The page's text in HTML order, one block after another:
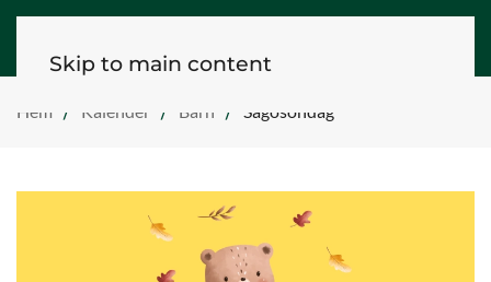
Skip to main content
Hem Kalender Barn Sagosöndag